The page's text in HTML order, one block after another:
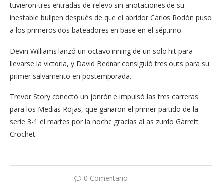
tuvieron tres entradas de relevo sin anotaciones de su
inestable bullpen después de que el abridor Carlos Rodón puso
a los primeros dos bateadores en base en el séptimo.
Devin Williams lanzó un octavo inning de un solo hit para
llevarse la victoria, y David Bednar consiguió tres outs para su
primer salvamento en postemporada.
Trevor Story conectó un jonrón e impulsó las tres carreras
para los Medias Rojas, que ganaron el primer partido de la
serie 3-1 el martes por la noche gracias al as zurdo Garrett
Crochet.
0 Comentario